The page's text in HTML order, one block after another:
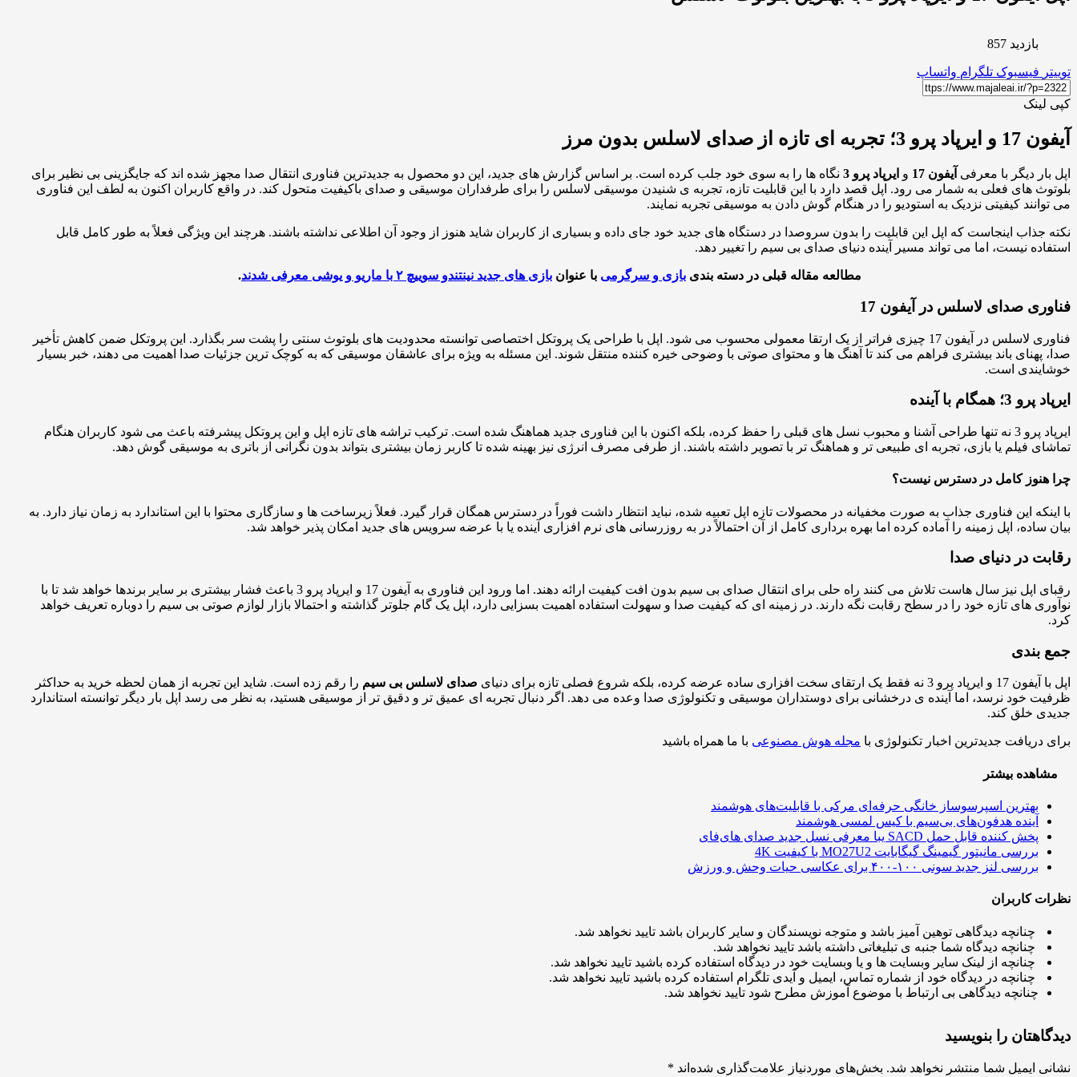
بازدید 857
توییتر فیسبوک تلگرام واتساپ
کپی لینک
آیفون 17 و ایرپاد پرو 3؛ تجربه ای تازه از صدای لاسلس بدون مرز
اپل بار دیگر با معرفی آیفون 17 و ایرپاد پرو 3
نگاه ها را به سوی خود جلب کرده است. بر اساس گزارش های جدید، این دو محصول به جدیدترین فناوری انتقال صدا مجهز شده اند که جایگزینی بی نظیر برای
بلوتوث های فعلی به شمار می رود. اپل قصد دارد با این قابلیت تازه، تجربه ی شنیدن موسیقی لاسلس را برای طرفداران موسیقی و صدای باکیفیت متحول کند. در واقع کاربران اکنون به لطف این فناوری
می توانند کیفیتی نزدیک به استودیو را در هنگام گوش دادن به موسیقی تجربه نمایند.
نکته جذاب اینجاست که اپل این قابلیت را بدون سروصدا در دستگاه های جدید خود جای داده و بسیاری از کاربران شاید هنوز از وجود آن اطلاعی نداشته باشند. هرچند این ویژگی فعلاً به طور کامل قابل
استفاده نیست، اما می تواند مسیر آینده دنیای صدای بی سیم را تغییر دهد.
مطالعه مقاله قبلی در دسته بندی بازی و سرگرمی با عنوان بازی های جدید نینتندو سوییچ ۲ با ماریو و یوشی معرفی شدند .
فناوری صدای لاسلس در آیفون 17
فناوری لاسلس در آیفون 17 چیزی فراتر از یک ارتقا معمولی محسوب می شود. اپل با طراحی یک پروتکل اختصاصی توانسته محدودیت های بلوتوث سنتی را پشت سر بگذارد. این پروتکل ضمن کاهش تأخیر
صدا، پهنای باند بیشتری فراهم می کند تا آهنگ ها و محتوای صوتی با وضوحی خیره کننده منتقل شوند. این مسئله به ویژه برای عاشقان موسیقی که به کوچک ترین جزئیات صدا اهمیت می دهند، خبر بسیار
خوشایندی است.
ایرپاد پرو 3؛ همگام با آینده
ایرپاد پرو 3 نه تنها طراحی آشنا و محبوب نسل های قبلی را حفظ کرده، بلکه اکنون با این فناوری جدید هماهنگ شده است. ترکیب تراشه های تازه اپل و این پروتکل پیشرفته باعث می شود کاربران هنگام
تماشای فیلم یا بازی، تجربه ای طبیعی تر و هماهنگ تر با تصویر داشته باشند. از طرفی مصرف انرژی نیز بهینه شده تا کاربر زمان بیشتری بتواند بدون نگرانی از باتری به موسیقی گوش دهد.
چرا هنوز کامل در دسترس نیست؟
با اینکه این فناوری جذاب به صورت مخفیانه در محصولات تازه اپل تعبیه شده، نباید انتظار داشت فوراً در دسترس همگان قرار گیرد. فعلاً زیرساخت ها و سازگاری محتوا با این استاندارد به زمان نیاز دارد. به
بیان ساده، اپل زمینه را آماده کرده اما بهره برداری کامل از آن احتمالاً در به روزرسانی های نرم افزاری آینده یا با عرضه سرویس های جدید امکان پذیر خواهد شد.
رقابت در دنیای صدا
رقبای اپل نیز سال هاست تلاش می کنند راه حلی برای انتقال صدای بی سیم بدون افت کیفیت ارائه دهند. اما ورود این فناوری به آیفون 17 و ایرپاد پرو 3 باعث فشار بیشتری بر سایر برندها خواهد شد تا با
نوآوری های تازه خود را در سطح رقابت نگه دارند. در زمینه ای که کیفیت صدا و سهولت استفاده اهمیت بسزایی دارد، اپل یک گام جلوتر گذاشته و احتمالا بازار لوازم صوتی بی سیم را دوباره تعریف خواهد
کرد.
جمع بندی
اپل با آیفون 17 و ایرپاد پرو 3 نه فقط یک ارتقای سخت افزاری ساده عرضه کرده، بلکه شروع فصلی تازه برای دنیای صدای لاسلس بی سیم را رقم زده است. شاید این تجربه از همان لحظه خرید به حداکثر
ظرفیت خود نرسد، اما آینده ی درخشانی برای دوستداران موسیقی و تکنولوژی صدا وعده می دهد. اگر دنبال تجربه ای عمیق تر و دقیق تر از موسیقی هستید، به نظر می رسد اپل بار دیگر توانسته استاندارد
جدیدی خلق کند.
برای دریافت جدیدترین اخبار تکنولوژی با مجله هوش مصنوعی با ما همراه باشید
مشاهده بیشتر
بهترین اسپرسوساز خانگی حرفه‌ای مرکی با قابلیت‌های هوشمند
آینده هدفون‌های بی‌سیم با کیس لمسی هوشمند
پخش کننده قابل حمل SACD یبا معرفی نسل جدید صدای های‌فای
بررسی مانیتور گیمینگ گیگابایت MO27U2 با کیفیت 4K
بررسی لنز جدید سونی ۱۰۰-۴۰۰ برای عکاسی حیات وحش و ورزش
نظرات کاربران
چنانچه دیدگاهی توهین آمیز باشد و متوجه نویسندگان و سایر کاربران باشد تایید نخواهد شد.
چنانچه دیدگاه شما جنبه ی تبلیغاتی داشته باشد تایید نخواهد شد.
چنانچه از لینک سایر وبسایت ها و یا وبسایت خود در دیدگاه استفاده کرده باشید تایید نخواهد شد.
چنانچه در دیدگاه خود از شماره تماس، ایمیل و آیدی تلگرام استفاده کرده باشید تایید نخواهد شد.
چنانچه دیدگاهی بی ارتباط با موضوع آموزش مطرح شود تایید نخواهد شد.
دیدگاهتان را بنویسید
نشانی ایمیل شما منتشر نخواهد شد. بخش‌های موردنیاز علامت‌گذاری شده‌اند *